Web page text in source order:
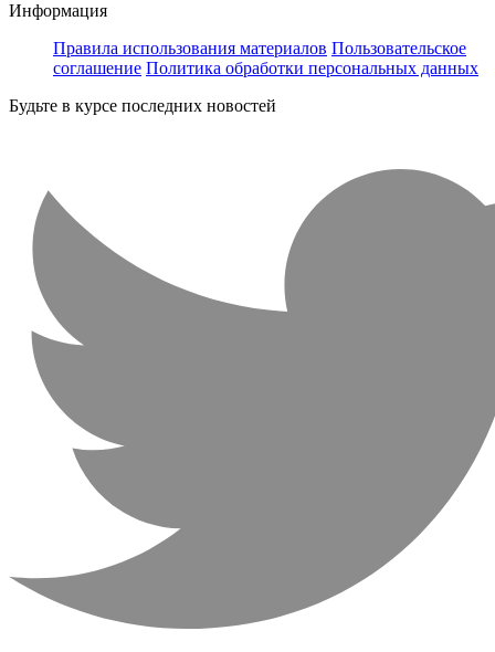
Информация
Правила использования материалов Пользовательское
соглашение Политика обработки персональных данных
Будьте в курсе последних новостей